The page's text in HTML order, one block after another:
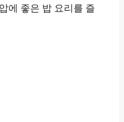
에 좋은 밥 요리를 즐